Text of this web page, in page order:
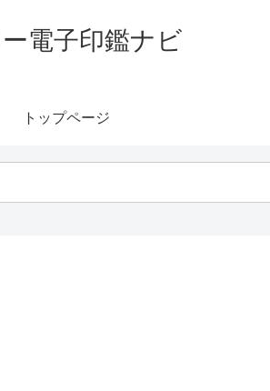
電子印鑑ナビ
トップページ